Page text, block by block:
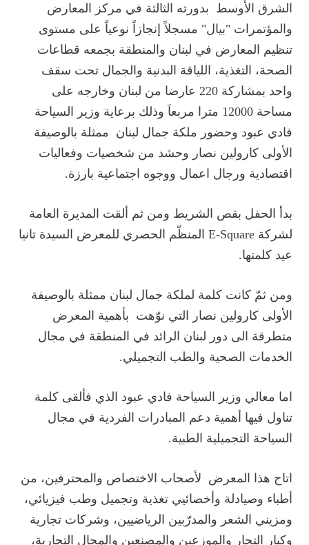
الشرق الأوسط بدورته الثالثة في مركز المعارض
والمؤتمرات "بيال" مسجلاً إنجازاً نوعياً على مستوى
تنظيم المعارض في لبنان والمنطقة بجمعه قطاعات
الصحة، التغذية، اللياقة البدنية والجمال تحت سقف
واحد بمشاركة 220 عارضا من لبنان وخارجه على
مساحة 12000 مترا مربعاَ وذلك برعاية وزير السياحة
فادي عبود وحضور ملكة جمال لبنان ممثلة بالوصيفة
الأولى كارولين نصار وحشد من شخصيات وفعاليات
اقتصادية ورجال اعمال ووجوه اجتماعية بارزة.
بدأ الحفل بقص الشريط ومن ثم ألقت المديرة العامة
لشركة E-Square المنظّم الحصري للمعرض السيدة تانيا
عيد كلمتها.
ومن ثمّ كانت كلمة لملكة جمال لبنان ممثلة بالوصيفة
الأولى كارولين نصار التي نوّهت بأهمية المعرض
متطرقة الى دور لبنان الرائد في المنطقة في مجال
الخدمات الصحية والطب التجميلي.
اما معالي وزير السياحة فادي عبود الذي فألقى كلمة
تناول فيها أهمية دعم المبادرات الفردية في مجال
السياحة التجميلية الطبية.
اتاح هذا المعرض لأصحاب الاختصاص والمحترفين، من
أطباء وصيادلة وأخصائيي تغذية وتجميل وطب فيزيائي،
ومزيني الشعر والمدرّبين الرياضيين، وشركات تجارية
وكبار التجار والموزعين والمصنعين والمحال التجارية،